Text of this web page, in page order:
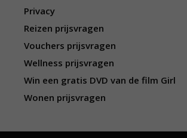
Privacy
Reizen prijsvragen
Vouchers prijsvragen
Wellness prijsvragen
Win een gratis DVD van de film Girl
Wonen prijsvragen